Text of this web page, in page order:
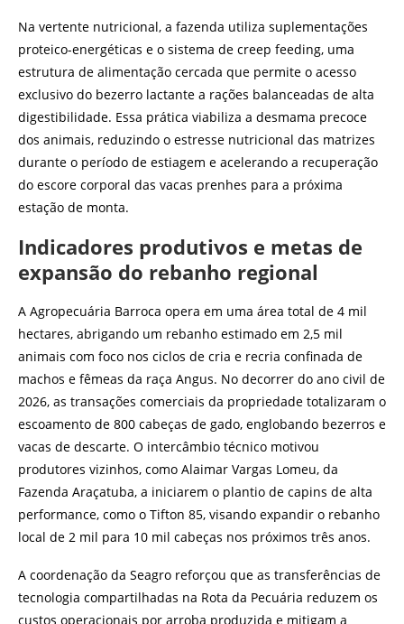
Na vertente nutricional, a fazenda utiliza suplementações
proteico-energéticas e o sistema de creep feeding, uma
estrutura de alimentação cercada que permite o acesso
exclusivo do bezerro lactante a rações balanceadas de alta
digestibilidade. Essa prática viabiliza a desmama precoce
dos animais, reduzindo o estresse nutricional das matrizes
durante o período de estiagem e acelerando a recuperação
do escore corporal das vacas prenhes para a próxima
estação de monta.
Indicadores produtivos e metas de
expansão do rebanho regional
A Agropecuária Barroca opera em uma área total de 4 mil
hectares, abrigando um rebanho estimado em 2,5 mil
animais com foco nos ciclos de cria e recria confinada de
machos e fêmeas da raça Angus. No decorrer do ano civil de
2026, as transações comerciais da propriedade totalizaram o
escoamento de 800 cabeças de gado, englobando bezerros e
vacas de descarte. O intercâmbio técnico motivou
produtores vizinhos, como Alaimar Vargas Lomeu, da
Fazenda Araçatuba, a iniciarem o plantio de capins de alta
performance, como o Tifton 85, visando expandir o rebanho
local de 2 mil para 10 mil cabeças nos próximos três anos.
A coordenação da Seagro reforçou que as transferências de
tecnologia compartilhadas na Rota da Pecuária reduzem os
custos operacionais por arroba produzida e mitigam a